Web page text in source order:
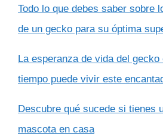
Todo lo que debes saber sobre
de un gecko para su óptima
La esperanza de vida del
tiempo puede vivir este
Descubre qué sucede si tienes
mascota en casa